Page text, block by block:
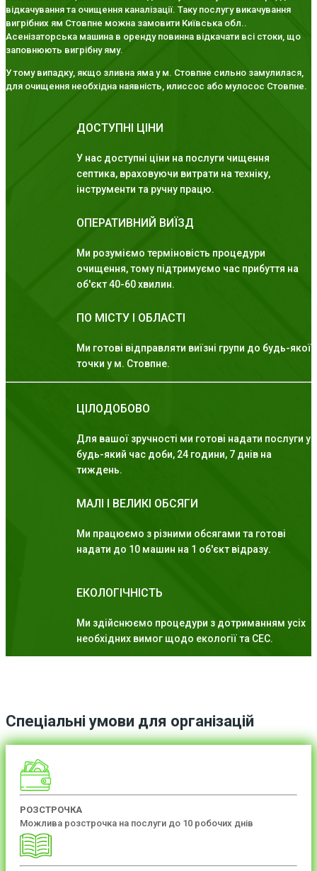
відкачування та очищення каналізації. Таку послугу викачування
вигрібних ям Стовпне можна замовити Київська обл..
Асенізаторська машина в оренду повинна відкачати всі стоки, що
заповнюють вигрібну яму.
У тому випадку, якщо зливна яма у м. Стовпне сильно замулилася,
для очищення необхідна наявність, илиссос або мулосос Стовпне.
ДОСТУПНІ ЦІНИ
У нас доступні ціни на послуги чищення
септика, враховуючи витрати на техніку,
інструменти та ручну працю.
ОПЕРАТИВНИЙ ВИЇЗД
Ми розуміємо терміновість процедури
очищення, тому підтримуємо час прибуття на
об'єкт 40-60 хвилин.
ПО МІСТУ І ОБЛАСТІ
Ми готові відправляти виїзні групи до будь-якої
точки у м. Стовпне.
ЦІЛОДОБОВО
Для вашої зручності ми готові надати послуги у
будь-який час доби, 24 години, 7 днів на
тиждень.
МАЛІ І ВЕЛИКІ ОБСЯГИ
Ми працюємо з різними обсягами та готові
надати до 10 машин на 1 об'єкт відразу.
ЕКОЛОГІЧНІСТЬ
Ми здійснюємо процедури з дотриманням усіх
необхідних вимог щодо екології та СЕС.
Спеціальні умови для організацій
РОЗСТРОЧКА
Можлива розстрочка на послуги до 10 робочих днів